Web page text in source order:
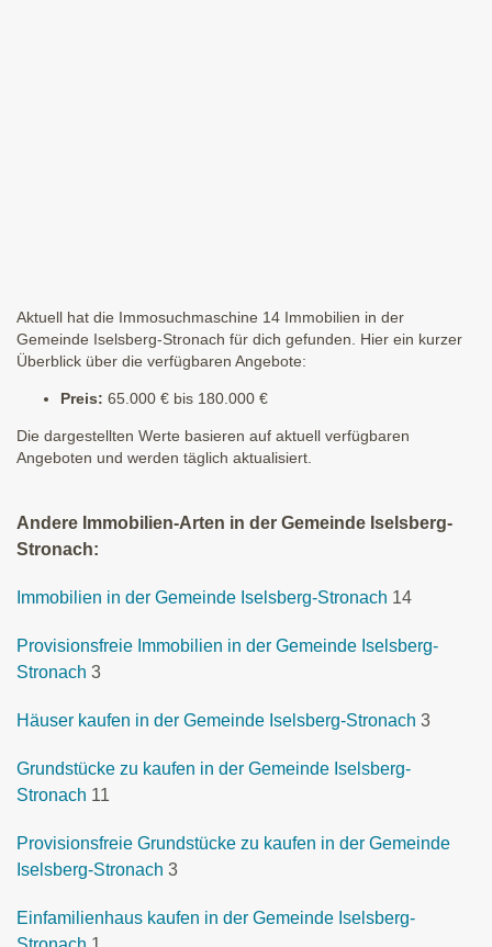
Aktuell hat die Immosuchmaschine 14 Immobilien in der
Gemeinde Iselsberg-Stronach für dich gefunden. Hier ein kurzer
Überblick über die verfügbaren Angebote:
Preis: 65.000 € bis 180.000 €
Die dargestellten Werte basieren auf aktuell verfügbaren
Angeboten und werden täglich aktualisiert.
Andere Immobilien-Arten in der Gemeinde Iselsberg-
Stronach:
Immobilien in der Gemeinde Iselsberg-Stronach 14
Provisionsfreie Immobilien in der Gemeinde Iselsberg-
Stronach 3
Häuser kaufen in der Gemeinde Iselsberg-Stronach 3
Grundstücke zu kaufen in der Gemeinde Iselsberg-
Stronach 11
Provisionsfreie Grundstücke zu kaufen in der Gemeinde
Iselsberg-Stronach 3
Einfamilienhaus kaufen in der Gemeinde Iselsberg-